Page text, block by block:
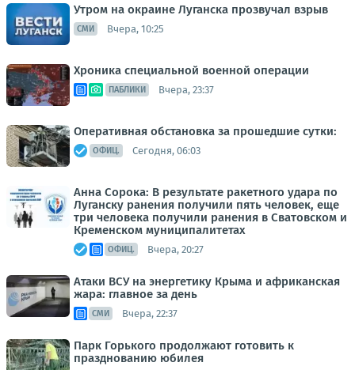
Утром на окраине Луганска прозвучал взрыв
СМИ Вчера, 10:25
Хроника специальной военной операции
ПАБЛИКИ Вчера, 23:37
Оперативная обстановка за прошедшие сутки:
ОФИЦ. Сегодня, 06:03
Анна Сорока: В результате ракетного удара по
Луганску ранения получили пять человек, еще
три человека получили ранения в Сватовском и
Кременском муниципалитетах
ОФИЦ. Вчера, 20:27
Атаки ВСУ на энергетику Крыма и африканская
жара: главное за день
СМИ Вчера, 22:37
Парк Горького продолжают готовить к
празднованию юбилея